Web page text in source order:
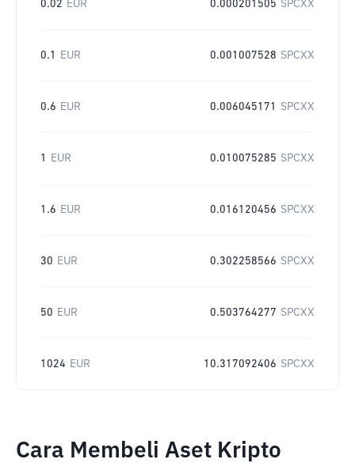
0.02 EUR 0.000201505 SPCXX
0.1 EUR 0.001007528 SPCXX
0.6 EUR 0.006045171 SPCXX
1 EUR 0.010075285 SPCXX
1.6 EUR 0.016120456 SPCXX
30 EUR 0.302258566 SPCXX
50 EUR 0.503764277 SPCXX
1024 EUR 10.317092406 SPCXX
Cara Membeli Aset Kripto